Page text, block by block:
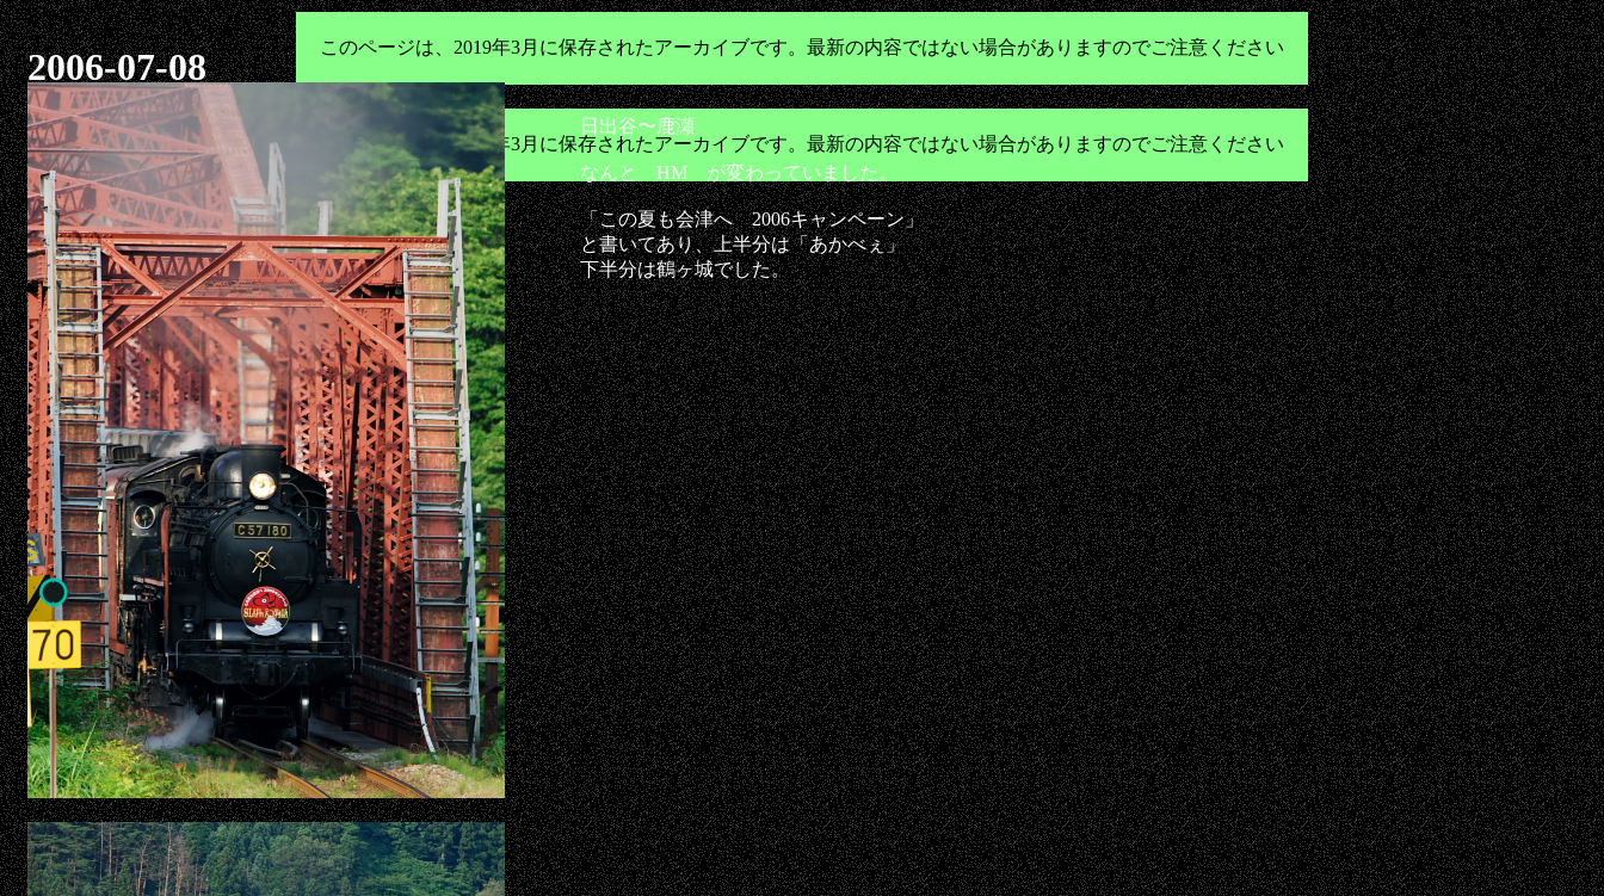
このページは、2019年3月に保存されたアーカイブです。最新の内容ではない場合がありますのでご注意ください
2006-07-08
日出谷〜鹿瀬
なんと HM が変わっていました。
「この夏も会津へ 2006キャンペーン」
と書いてあり、上半分は「あかべぇ」
下半分は鶴ヶ城でした。
このページは、2019年3月に保存されたアーカイブです。最新の内容ではない場合がありますのでご注意ください